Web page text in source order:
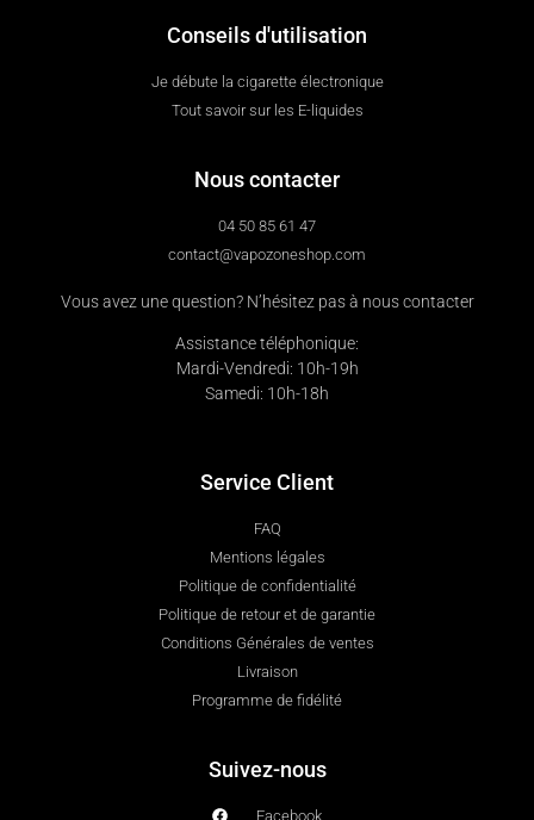
Conseils d'utilisation
Je débute la cigarette électronique
Tout savoir sur les E-liquides
Nous contacter
04 50 85 61 47
contact@vapozoneshop.com
Vous avez une question? N’hésitez pas à nous contacter
Assistance téléphonique:
Mardi-Vendredi: 10h-19h
Samedi: 10h-18h
Service Client
FAQ
Mentions légales
Politique de confidentialité
Politique de retour et de garantie
Conditions Générales de ventes
Livraison
Programme de fidélité
Suivez-nous
Facebook